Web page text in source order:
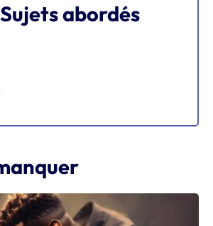
Sujets abordés